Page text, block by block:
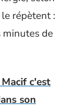
répètent :
minutes de
c'est
son